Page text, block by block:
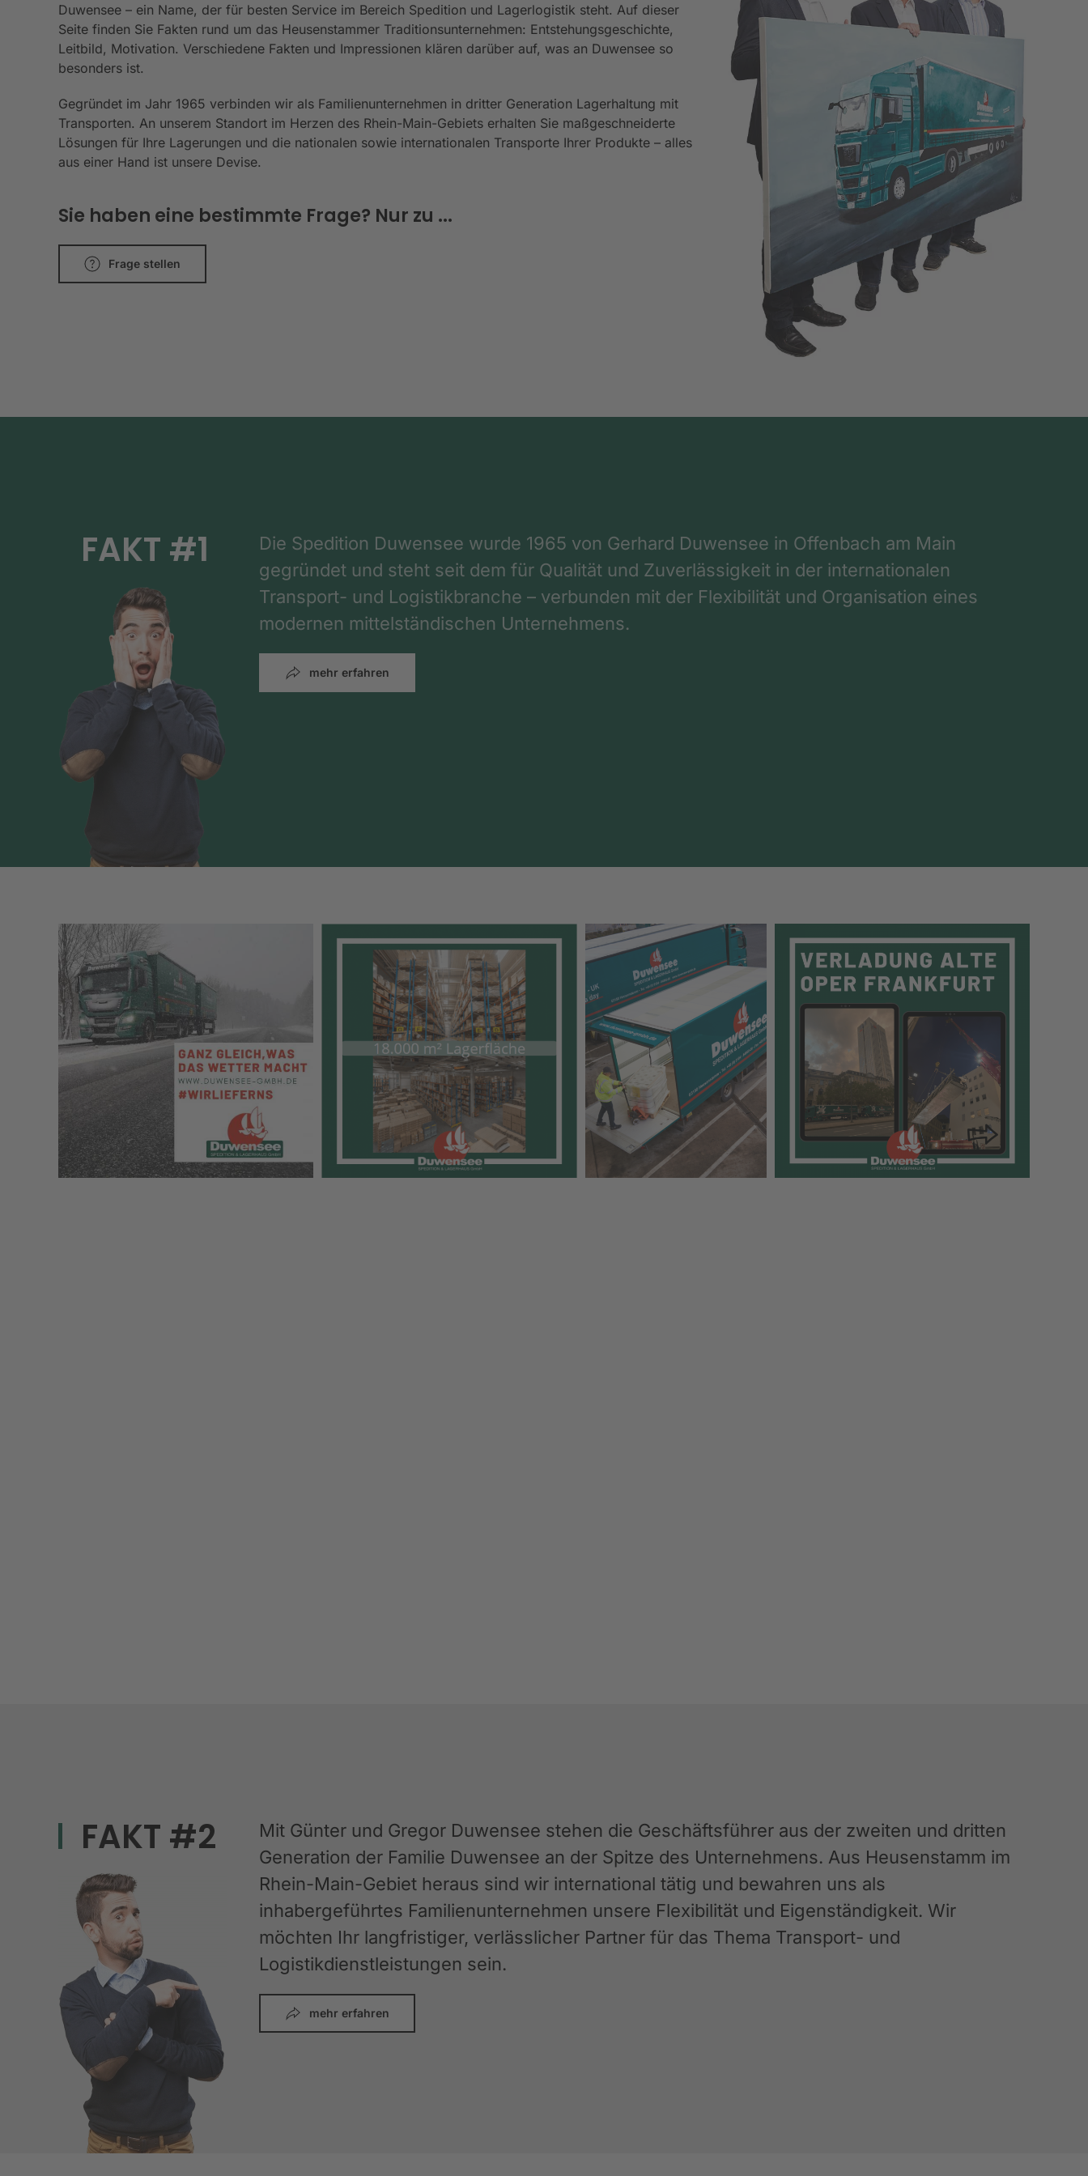
Duwensee – ein Name, der für besten Service im Bereich Spedition und Lagerlogistik steht. Auf dieser
Seite finden Sie Fakten rund um das Heusenstammer Traditionsunternehmen: Entstehungsgeschichte,
Leitbild, Motivation. Verschiedene Fakten und Impressionen klären darüber auf, was an Duwensee so
besonders ist.
Gegründet im Jahr 1965 verbinden wir als Familienunternehmen in dritter Generation Lagerhaltung mit
Transporten. An unserem Standort im Herzen des Rhein-Main-Gebiets erhalten Sie maßgeschneiderte
Lösungen für Ihre Lagerungen und die nationalen sowie internationalen Transporte Ihrer Produkte – alles
aus einer Hand ist unsere Devise.
Sie haben eine bestimmte Frage? Nur zu ...
Frage stellen
FAKT #1
Die Spedition Duwensee wurde 1965 von Gerhard Duwensee in Offenbach am Main
gegründet und steht seit dem für Qualität und Zuverlässigkeit in der internationalen
Transport- und Logistikbranche – verbunden mit der Flexibilität und Organisation eines
modernen mittelständischen Unternehmens.
mehr erfahren
FAKT #2
Mit Günter und Gregor Duwensee stehen die Geschäftsführer aus der zweiten und dritten
Generation der Familie Duwensee an der Spitze des Unternehmens. Aus Heusenstamm im
Rhein-Main-Gebiet heraus sind wir international tätig und bewahren uns als
inhabergeführtes Familienunternehmen unsere Flexibilität und Eigenständigkeit. Wir
möchten Ihr langfristiger, verlässlicher Partner für das Thema Transport- und
Logistikdienstleistungen sein.
mehr erfahren